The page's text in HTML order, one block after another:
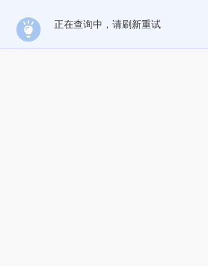
正在查询中，请刷新重试